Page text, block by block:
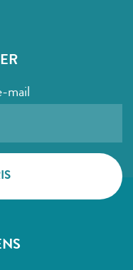
mail